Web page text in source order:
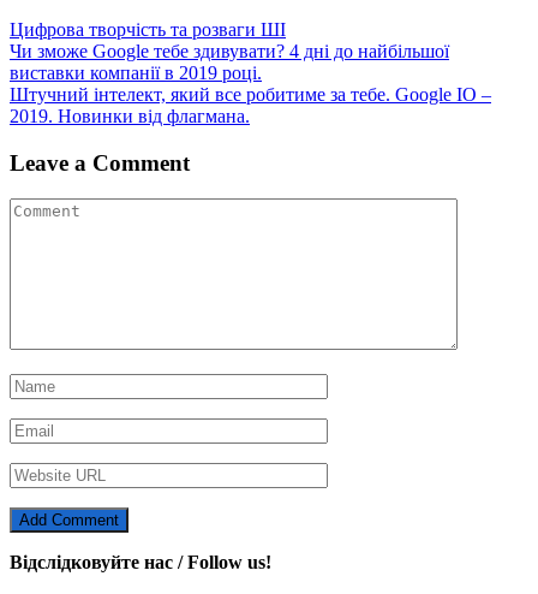
Цифрова творчість та розваги ШІ
Навігація
записів
Чи зможе Google тебе здивувати? 4 дні до найбільшої
виставки компанії в 2019 році.
Штучний інтелект, який все робитиме за тебе. Google IO –
2019. Новинки від флагмана.
Leave a Comment
Відслідковуйте нас / Follow us!